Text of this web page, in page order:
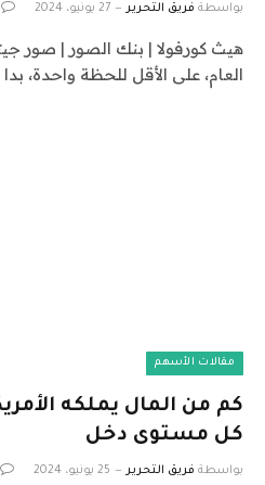
بواسطة فريق التحرير 27 يونيو، 2024
هيث كورفولا | بنك الصور | صور
العام، على الأقل للحظة واحدة، بدا
مقالات الأسهم
كل مستوى دخل
بواسطة فريق التحرير 25 يونيو، 2024